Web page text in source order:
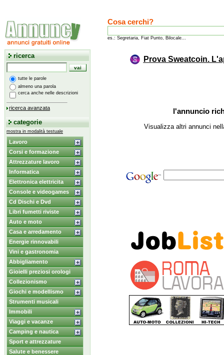
Cosa cerchi?
es.: Segretaria, Fiat Punto, Bilocale...
ricerca
tutte le parole
almeno una parola
cerca anche nelle descrizioni
ricerca avanzata
categorie
mostra in modalità testuale
Lavoro
Corsi e formazione
Attrezzature lavoro
Informatica
Elettronica elettricita
Console e videogames
Cd Dischi e Dvd
Libri fumetti riviste
Auto e moto
Casa e arredamento
Energie rinnovabili
Vini e gastronomia
Abbigliamento
Gioielli preziosi orologi
Collezionismo
Giochi e modellismo
Strumenti musicali
Immobili
Viaggi e vacanze
Camping e nautica
Sport e attrezzature
Salute e benessere
Prova Sweatcoin.
l'annuncio
Visualizza altri annunci